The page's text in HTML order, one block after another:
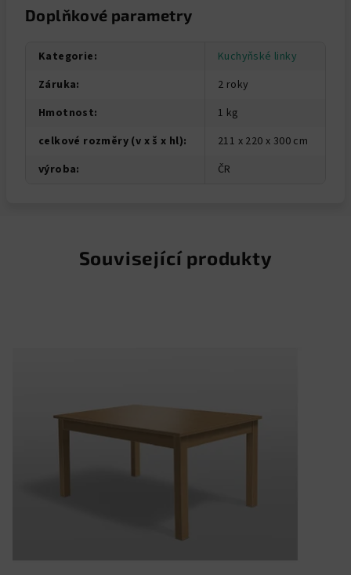
Doplňkové parametry
Kategorie:
Kuchyňské linky
Záruka:
2 roky
Hmotnost:
1 kg
celkové rozměry (v x š x hl):
211 x 220 x 300 cm
výroba: ČR
Související produkty